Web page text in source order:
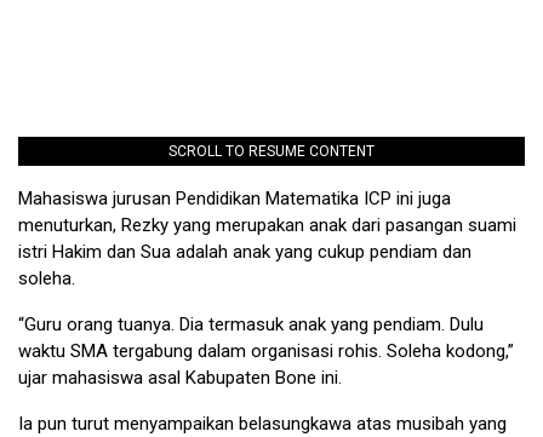
SCROLL TO RESUME CONTENT
Mahasiswa jurusan Pendidikan Matematika ICP ini juga
menuturkan, Rezky yang merupakan anak dari pasangan suami
istri Hakim dan Sua adalah anak yang cukup pendiam dan
soleha.
“Guru orang tuanya. Dia termasuk anak yang pendiam. Dulu
waktu SMA tergabung dalam organisasi rohis. Soleha kodong,”
ujar mahasiswa asal Kabupaten Bone ini.
Ia pun turut menyampaikan belasungkawa atas musibah yang